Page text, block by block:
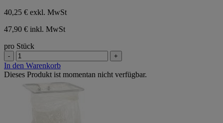
40,25 € exkl. MwSt
47,90 € inkl. MwSt
pro Stück
- +
In den Warenkorb
Dieses Produkt ist momentan nicht verfügbar.